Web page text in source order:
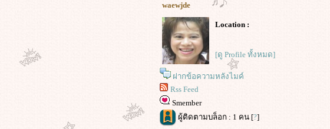
waewjde
Location :
[ดู Profile ทั้งหมด]
ฝากข้อความหลังไมค์
Rss Feed
Smember
ผู้ติดตามบล็อก : 1 คน [?]